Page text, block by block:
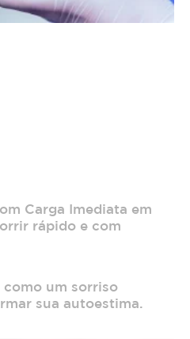
Carga Imediata em
rápido e com
um sorriso
sua autoestima.